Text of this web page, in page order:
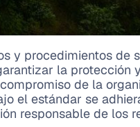
y procedimientos de
la protección
de la
el estándar se
responsable de los